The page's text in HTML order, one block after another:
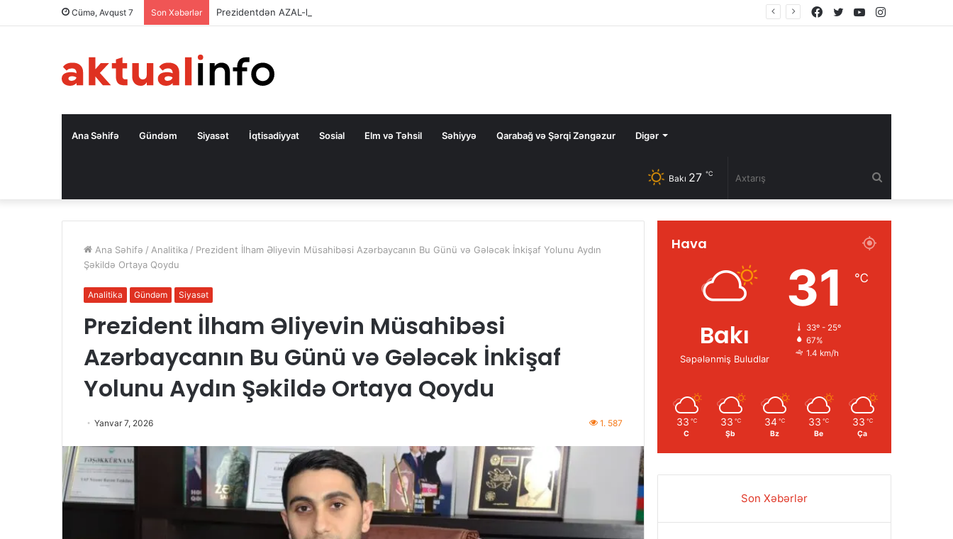
Cümə, Avqust 7 Son Xəbərlər Prezidentdən AZAL-la bağlı FƏRMAN YouTube
Twitter
Facebook
Ana Səhifə Gündəm Siyasət İqtisadiyyat Sosial Elm və Təhsil Səhiyyə Qarabağ və Şərqi Zəngəzur Digər
Bakı 27 ℃
Ana Səhifə / Analitika / Prezident İlham Əliyevin Müsahibəsi Azərbaycanın Bu Günü və Gələcək İnkişaf Yolunu Aydın
Şəkildə Ortaya Qoydu
Analitika Gündəm Siyasət
Prezident İlham Əliyevin Müsahibəsi
Azərbaycanın Bu Günü və Gələcək İnkişaf
Yolunu Aydın Şəkildə Ortaya Qoydu
Yanvar 7, 2026 1. 587
Hava
Bakı
Səpələnmiş Buludlar
31 ℃
33º - 25º
67%
1.4 km/h
33 ℃
C
33 ℃
Şb
34 ℃
Bz
33 ℃
Be
33 ℃
Ça
Son Xəbərlər